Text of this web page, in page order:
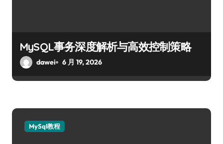
MySQL事务深度解析与高效控制策略
dawei 6 月 19, 2026
MySql教程